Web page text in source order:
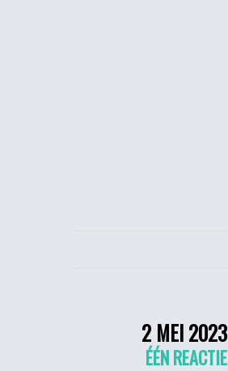
2 MEI 2023
ÉÉN REACTIE